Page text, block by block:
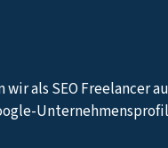
als SEO Freelancer